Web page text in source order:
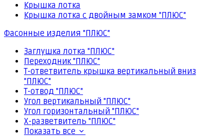
Крышка лотка
Крышка лотка с двойным замком "ПЛЮС"
Фасонные изделия "ПЛЮС"
Заглушка лотка "ПЛЮС"
Переходник "ПЛЮС"
Т-ответвитель крышка вертикальный вниз
"ПЛЮС"
Т-отвод "ПЛЮС"
Угол вертикальный "ПЛЮС"
Угол горизонтальный "ПЛЮС"
Х-разветвитель "ПЛЮС"
Показать все